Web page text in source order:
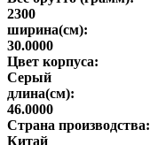
2300
ширина(см):
30.0000
Цвет корпуса:
Серый
длина(см):
46.0000
Страна производства:
Китай